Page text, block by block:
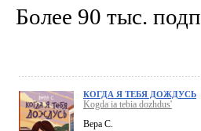
Более 90 тыс.
КОГДА Я ТЕБЯ ДОЖДУСЬ
Kogda ia tebia dozhdus'
Вера С.